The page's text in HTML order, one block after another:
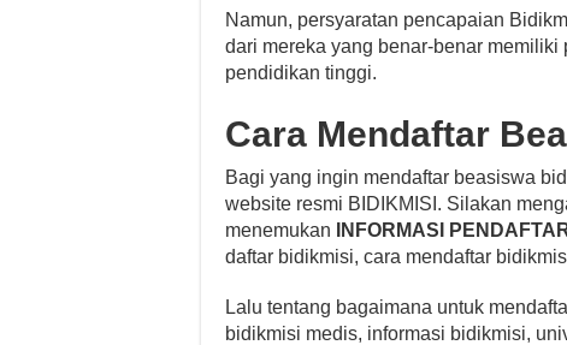
Namun, persyaratan pencapaian
dari mereka yang benar-benar
pendidikan tinggi.
Cara Mendaftar
Bagi yang ingin mendaftar beasiswa
website resmi BIDIKMISI. Silakan
menemukan
INFORMASI
daftar bidikmisi, cara mendaftar
Lalu tentang bagaimana untuk
bidikmisi medis, informasi bidikmisi,